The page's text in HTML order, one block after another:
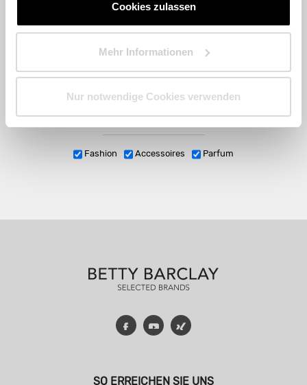
Cookies zulassen
Mehr Informationen
Nur notwendige Cookies verwenden
STORE FINDEN
Fashion Accessoires Parfum
FacebookYouTube
SO ERREICHEN SIE UNS